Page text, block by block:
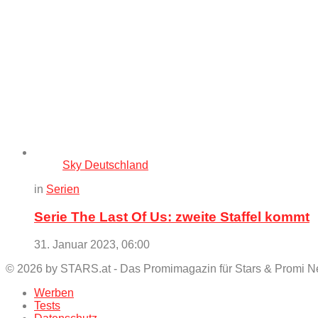
Sky Deutschland
in Serien
Serie The Last Of Us: zweite Staffel kommt
31. Januar 2023, 06:00
© 2026 by STARS.at - Das Promimagazin für Stars & Promi
Werben
Tests